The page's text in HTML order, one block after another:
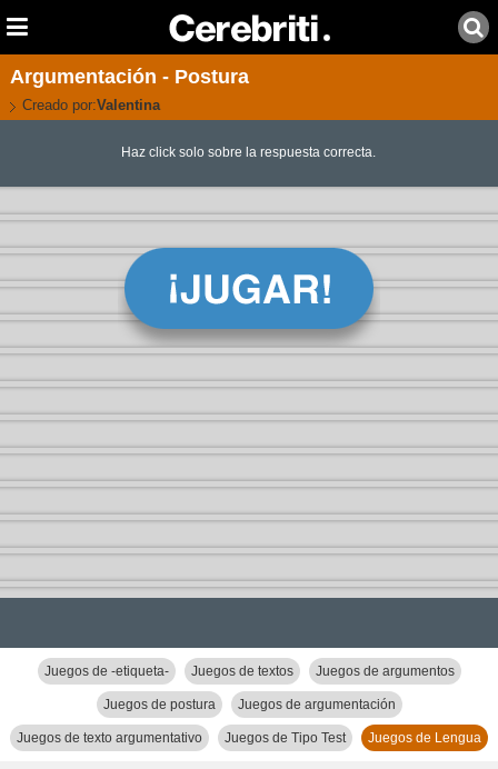
Argumentación - Postura
Creado por:Valentina
Haz click solo sobre la respuesta correcta.
Juegos de -etiqueta- Juegos de textos Juegos de argumentos
Juegos de postura Juegos de argumentación
Juegos de texto argumentativo Juegos de Tipo Test Juegos de Lengua